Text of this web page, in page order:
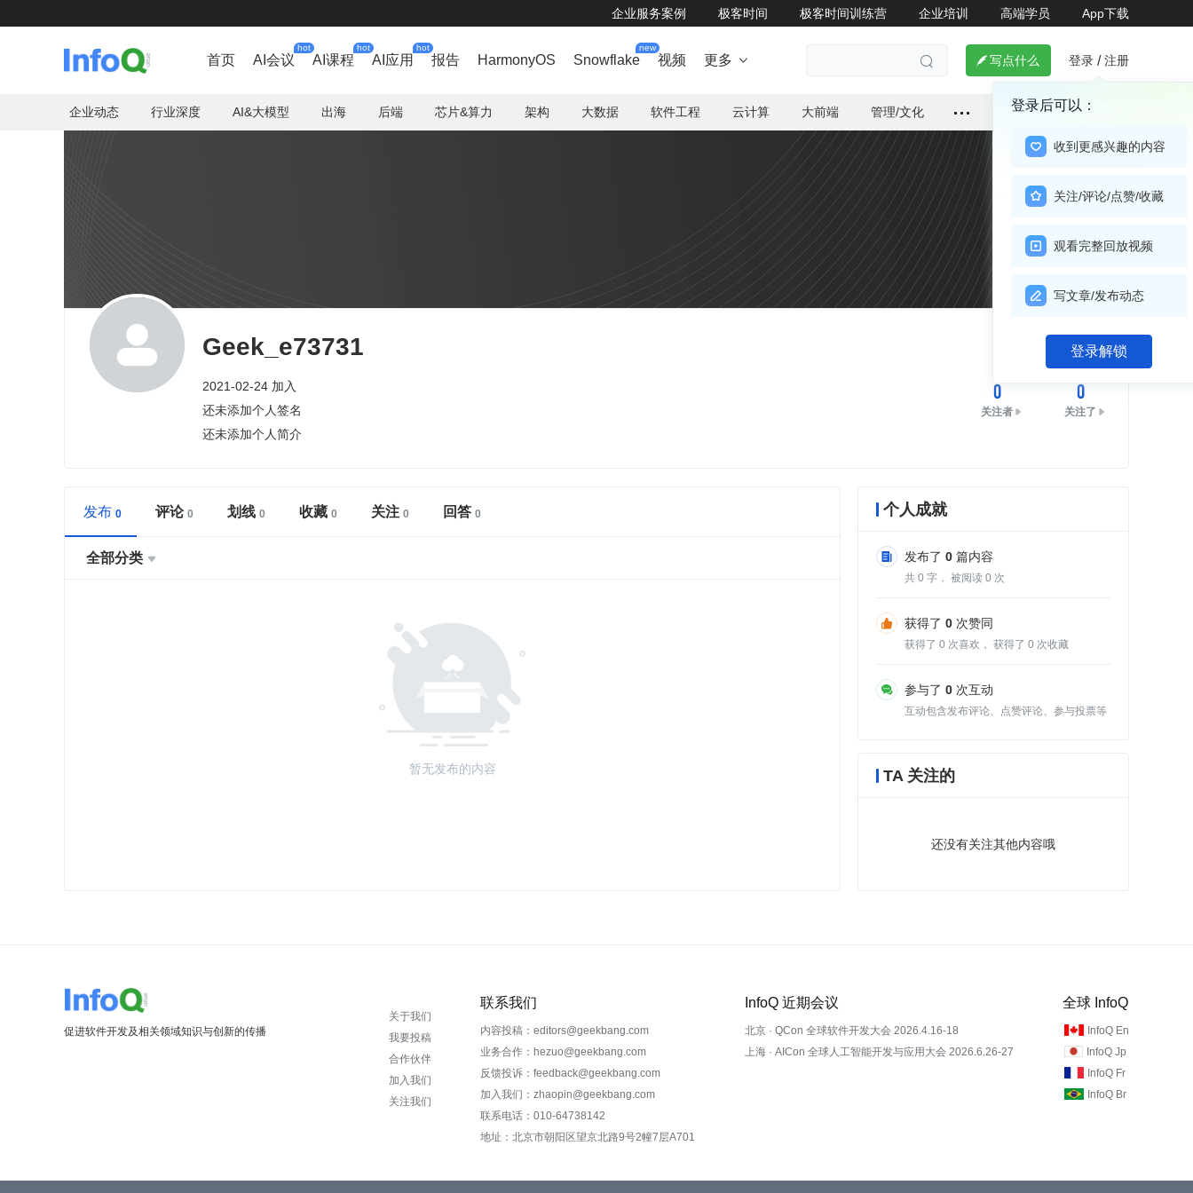
企业服务案例 极客时间 极客时间训练营 企业培训 高端学员 App下载
首页 AI会议
hot
AI课程
hot
AI应用
hot
报告 HarmonyOS Snowflake
new
视频 更多    写点什么 登录 / 注册
登录后可以：
收到更感兴趣的内容
关注/评论/点赞/收藏
观看完整回放视频
写文章/发布动态
登录解锁
企业动态 行业深度 AI&大模型 出海 后端 芯片&算力 架构 大数据 软件工程 云计算 大前端 管理/文化
Geek_e73731
2021-02-24 加入
还未添加个人签名
还未添加个人简介
关注
0
关注者
0
关注了
发布 评论 划线 收藏 关注 回答
全部分类 
暂无发布的内容
个人成就
发布了 0 篇内容
共 0 字， 被阅读 0 次
获得了 0 次赞同
获得了 0 次喜欢， 获得了 0 次收藏
参与了 0 次互动
互动包含发布评论、点赞评论、参与投票等
TA 关注的
还没有关注其他内容哦
促进软件开发及相关领域知识与创新的传播
关于我们
我要投稿
合作伙伴
加入我们
关注我们
联系我们
内容投稿：editors@geekbang.com
业务合作：hezuo@geekbang.com
反馈投诉：feedback@geekbang.com
加入我们：zhaopin@geekbang.com
联系电话：010-64738142
地址：北京市朝阳区望京北路9号2幢7层A701
InfoQ 近期会议
北京 · QCon 全球软件开发大会 2026.4.16-18
上海 · AICon 全球人工智能开发与应用大会 2026.6.26-27
全球 InfoQ
InfoQ En
InfoQ Jp
InfoQ Fr
InfoQ Br